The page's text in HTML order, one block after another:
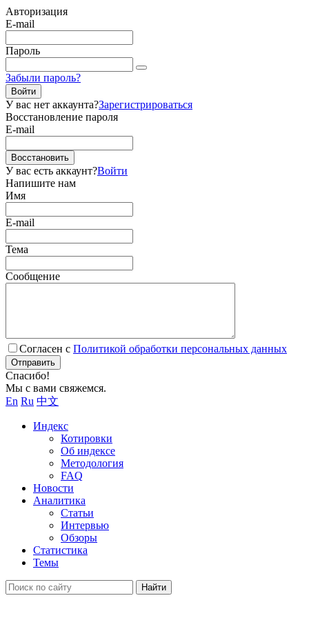
Авторизация
E-mail
Пароль
Забыли пароль?
Войти
У вас нет аккаунта?Зарегистрироваться
Восстановление пароля
E-mail
Восстановить
У вас есть аккаунт?Войти
Напишите нам
Имя
E-mail
Тема
Сообщение
Согласен с Политикой обработки персональных данных
Отправить
Спасибо!
Мы с вами свяжемся.
En Ru 中文
Индекс
Котировки
Об индексе
Методология
FAQ
Новости
Аналитика
Статьи
Интервью
Обзоры
Статистика
Темы
Найти